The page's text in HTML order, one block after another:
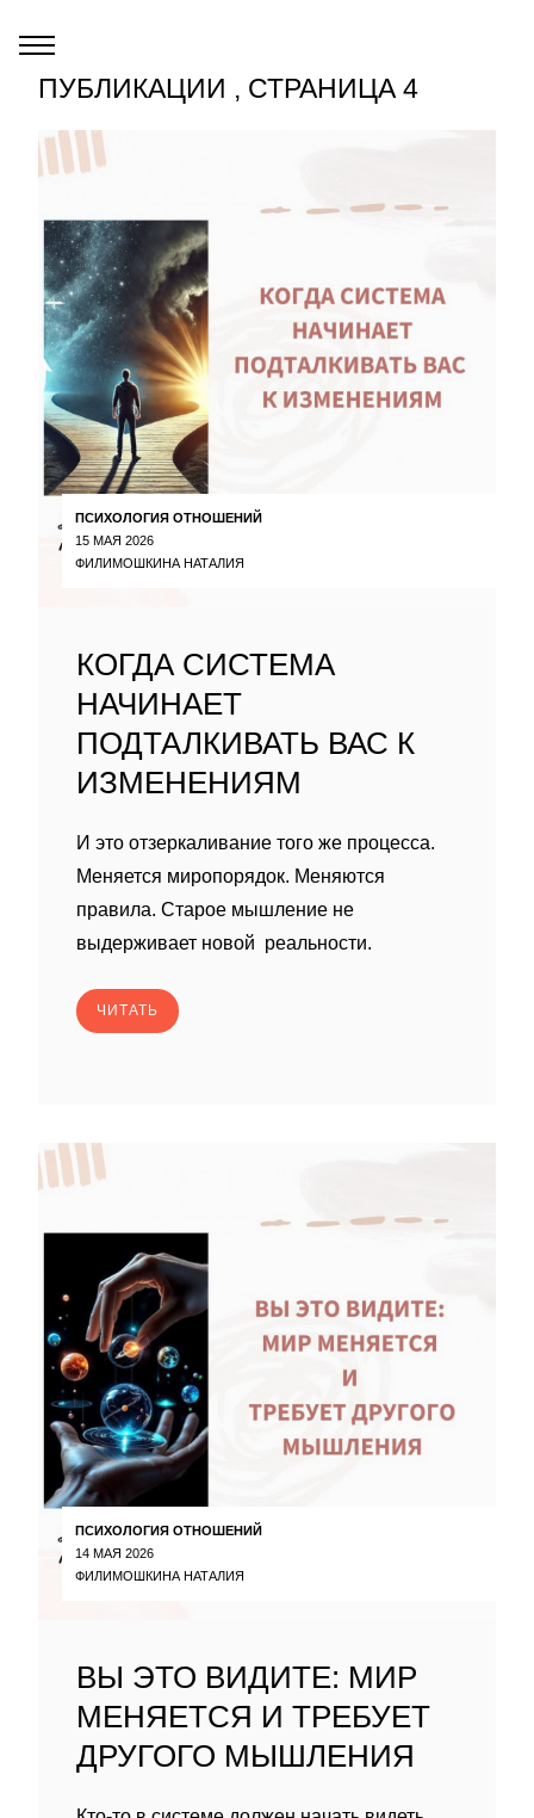
ПУБЛИКАЦИИ , СТРАНИЦА 4
ПСИХОЛОГИЯ ОТНОШЕНИЙ
15 МАЯ 2026
ФИЛИМОШКИНА НАТАЛИЯ
КОГДА СИСТЕМА
НАЧИНАЕТ
ПОДТАЛКИВАТЬ ВАС К
ИЗМЕНЕНИЯМ
И это отзеркаливание того же процесса.
Меняется миропорядок. Меняются
правила. Старое мышление не
выдерживает новой реальности.
ЧИТАТЬ
ПСИХОЛОГИЯ ОТНОШЕНИЙ
14 МАЯ 2026
ФИЛИМОШКИНА НАТАЛИЯ
ВЫ ЭТО ВИДИТЕ: МИР
МЕНЯЕТСЯ И ТРЕБУЕТ
ДРУГОГО МЫШЛЕНИЯ